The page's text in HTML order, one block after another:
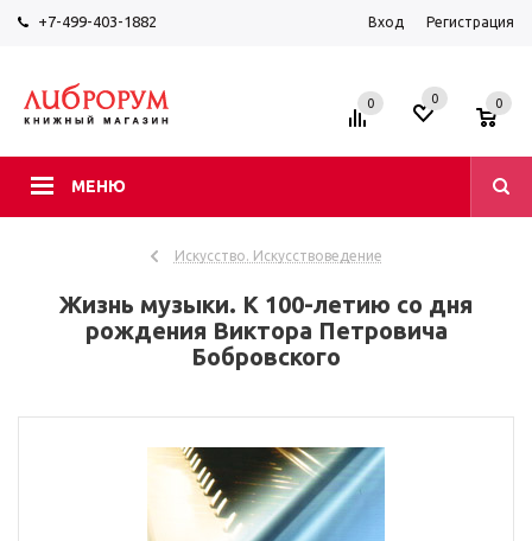
+7-499-403-1882 Вход Регистрация
МЕНЮ
0 0 0
Искусство. Искусствоведение
Жизнь музыки. К 100-летию со дня
рождения Виктора Петровича
Бобровского